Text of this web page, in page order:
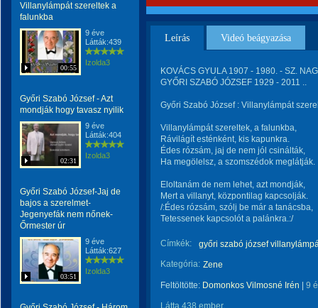
Villanylámpát szereltek a
falunkba
00:55
9 éve
Látták:439
Izolda3
Győri Szabó József - Azt
mondják hogy tavasz nyilik
02:31
9 éve
Látták:404
Izolda3
Győri Szabó József-Jaj de
bajos a szerelmet-
Jegenyefák nem nőnek-
Őrmester úr
03:51
9 éve
Látták:627
Izolda3
Leírás Videó beágyazása
KOVÁCS GYULA 1907 - 1980. - SZ.
GYŐRI SZABÓ JÓZSEF 1929 - 2011 ..
Győri Szabó József : Villanylámpát
Villanylámpát szereltek, a falunkba,
Rávilágít esténként, kis kapunkra.
Édes rózsám, jaj de nem jól csinálták,
Ha megölelsz, a szomszédok meglátják.
Eloltanám de nem lehet, azt mondják,
Mert a villanyt, központilag kapcsolják.
/:Édes rózsám, szólj be már a tanácsba,
Tetessenek kapcsolót a palánkra.:/
Címkék:
győri szabó józsef
Kategória: Zene
Feltöltötte: Domonkos Vilmosné Irén 9
Látta 438 ember.